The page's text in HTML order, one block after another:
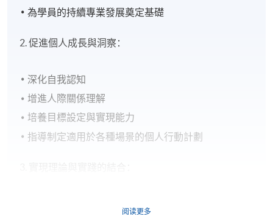
為學員的持續專業發展奠定基礎
2. 促進個人成長與洞察：
深化自我認知
增進人際關係理解
培養目標設定與實現能力
指導制定適用於各種場景的個人行動計劃
阅读更多